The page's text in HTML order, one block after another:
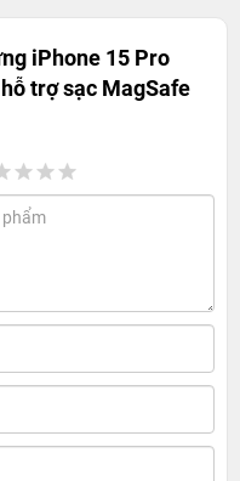
iPhone 15 Pro
trợ sạc MagSafe